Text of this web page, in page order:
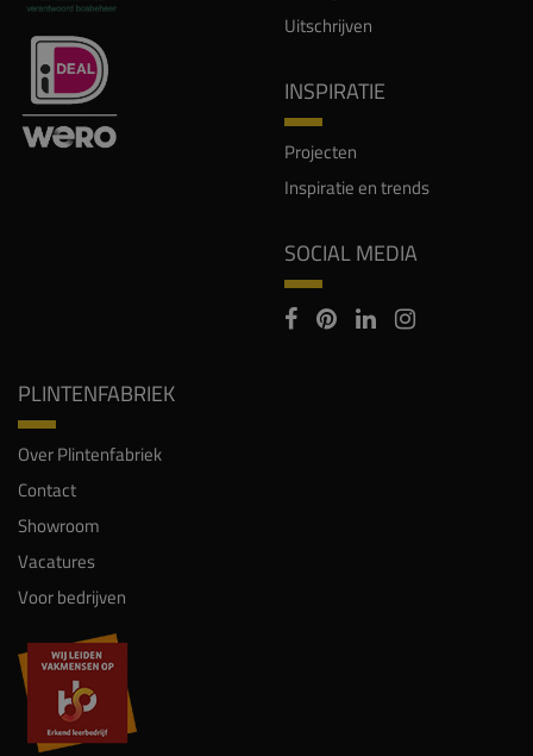
Uitschrijven
INSPIRATIE
Projecten
Inspiratie en trends
SOCIAL MEDIA
PLINTENFABRIEK
Over Plintenfabriek
Contact
Showroom
Vacatures
Voor bedrijven